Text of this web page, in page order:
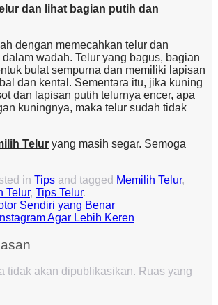
dan lihat bagian putih dan
dengan memecahkan telur dan
wadah. Telur yang bagus, bagian
bulat sempurna dan memiliki lapisan
dan kental. Sementara itu, jika kuning
dan lapisan putih telurnya encer, apa
kuningnya, maka telur sudah tidak
Telur yang masih segar. Semoga
in Tips and tagged Memilih Telur,
Telur, Tips Telur.
Sendiri yang Benar
Agar Lebih Keren
tidak akan dipublikasikan. Ruas yang